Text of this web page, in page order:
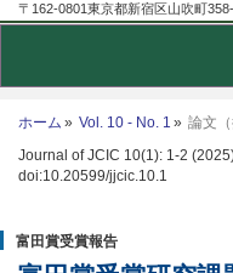
〒162-0801東京都新宿区山吹町
ホーム Vol. 10 - No. 1
論文（
Journal of JCIC 10(1): 1-2
doi:10.20599/jjcic.10.1
富田賞受賞報告